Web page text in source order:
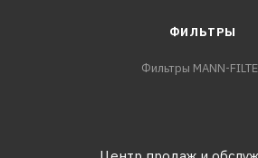
ФИЛЬТРЫ
Фильтры MANN-